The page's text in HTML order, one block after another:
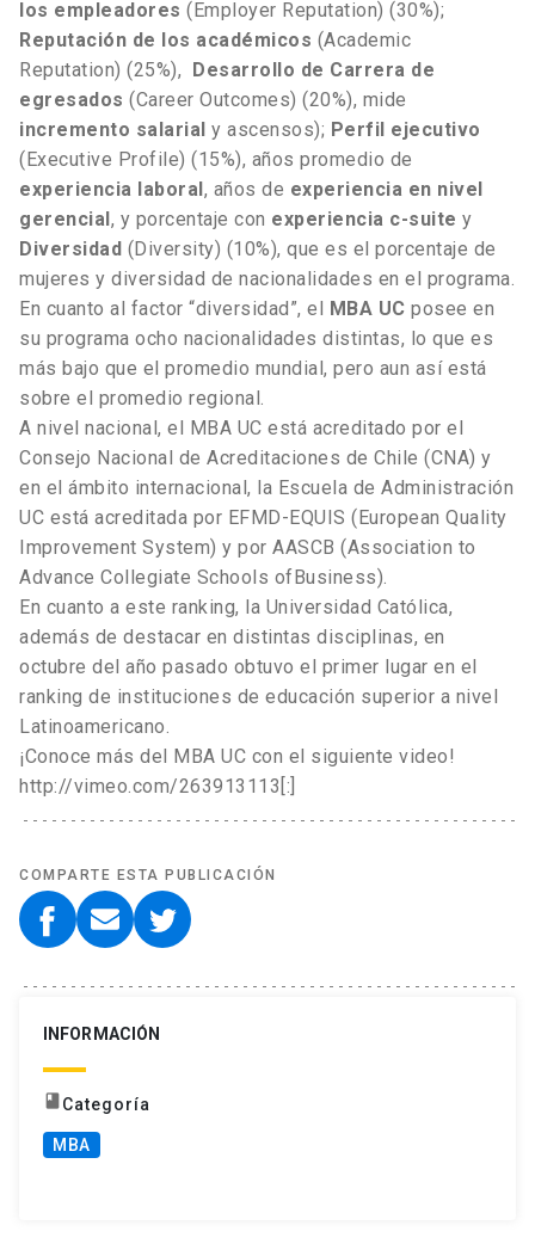
los empleadores (Employer Reputation) (30%);
Reputación de los académicos (Academic
Reputation) (25%),
Desarrollo de Carrera de
egresados (Career Outcomes) (20%), mide
incremento salarial y ascensos); Perfil ejecutivo
(Executive Profile) (15%), años promedio de
experiencia laboral , años de experiencia en nivel
gerencial , y porcentaje con experiencia c-suite y
Diversidad (Diversity) (10%), que es el porcentaje de
mujeres y diversidad de nacionalidades en el programa.
En cuanto al factor “diversidad”, el
MBA UC posee en
su programa ocho nacionalidades distintas, lo que es
más bajo que el promedio mundial, pero aun así está
sobre el promedio regional.
A nivel nacional, el MBA UC está acreditado por el
Consejo Nacional de Acreditaciones de Chile (CNA) y
en el ámbito internacional, la Escuela de Administración
UC está acreditada por EFMD-EQUIS (European Quality
Improvement System) y por AASCB (Association to
Advance Collegiate Schools ofBusiness).
En cuanto a este ranking, la Universidad Católica,
además de destacar en distintas disciplinas, en
octubre del año pasado obtuvo el primer lugar en el
ranking de instituciones de educación superior a nivel
Latinoamericano.
¡Conoce más del MBA UC con el siguiente video!
http://vimeo.com/263913113[:]
COMPARTE ESTA PUBLICACIÓN
INFORMACIÓN
book Categoría
MBA